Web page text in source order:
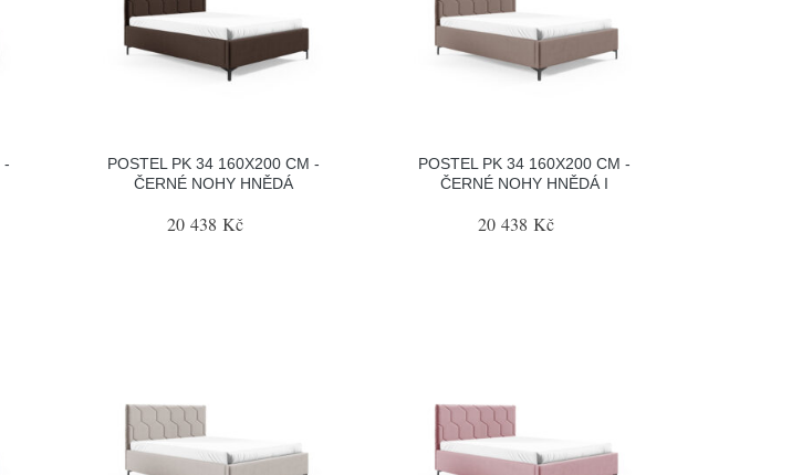
-
POSTEL PK 34 160X200 CM -
ČERNÉ NOHY HNĚDÁ
20 438 Kč
POSTEL PK 34 160X200 CM -
ČERNÉ NOHY HNĚDÁ I
20 438 Kč